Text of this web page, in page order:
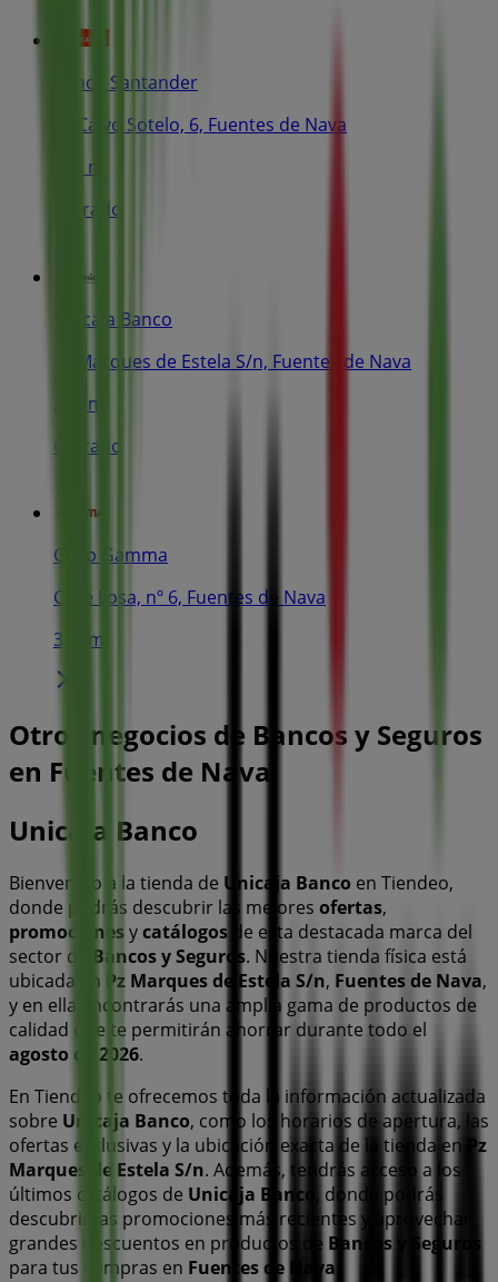
Banco Santander
Pz Calvo Sotelo, 6, Fuentes de Nava
252 m
Cerrado
Unicaja Banco
Pz Marques de Estela S/n, Fuentes de Nava
282 m
Cerrado
Grup Gamma
Calle Losa, nº 6, Fuentes de Nava
303 m
Otros negocios de Bancos y Seguros
en Fuentes de Nava
Unicaja Banco
Bienvenido a la tienda de Unicaja Banco en Tiendeo,
donde podrás descubrir las mejores ofertas,
promociones ycatálogos de esta destacada marca del
sector de
Bancos y Seguros. Nuestra tienda física está
ubicada en Pz Marques de Estela S/n, Fuentes de Nava,
y en ella encontrarás una amplia gama de productos de
calidad que te permitirán ahorrar durante todo el
agosto de 2026.
En Tiendeo te ofrecemos toda la información actualizada
sobre Unicaja Banco, como los horarios de apertura, las
ofertas exclusivas y la ubicación exacta de la tienda en Pz
Marques de Estela S/n. Además, tendrás acceso a los
últimos catálogos de Unicaja Banco , donde podrás
descubrir las promociones más recientes y aprovechar
grandes descuentos en productos de Bancos y Seguros
para tus compras en Fuentes de Nava